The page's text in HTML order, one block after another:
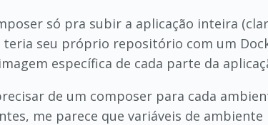
só pra subir a aplicação inteira
teria seu próprio repositório com um
específica de cada parte da
de um composer para cada
me parece que variáveis de